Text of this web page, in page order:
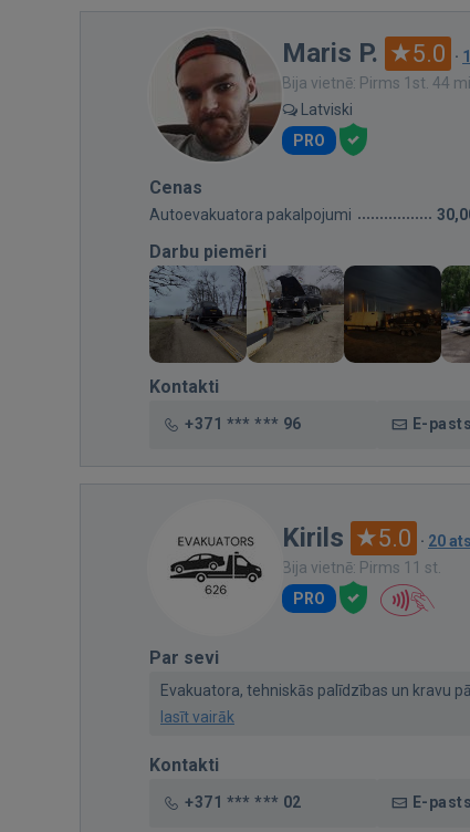
Maris P. 5.0 ·
Bija vietnē: Pirms 1st. 44
Latviski
PRO
Cenas
Autoevakuatora pakalpojumi
Darbu piemēri
Kontakti
+371 *** *** 96 E-pasts
Kirils 5.0 · 20
Bija vietnē: Pirms 11 st.
PRO
Par sevi
Evakuatora, tehniskās palīdzības un kravu
lasīt vairāk
Kontakti
+371 *** *** 02 E-pasts